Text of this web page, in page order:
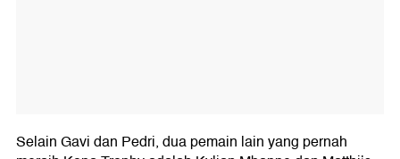
Selain Gavi dan Pedri, dua pemain lain yang pernah